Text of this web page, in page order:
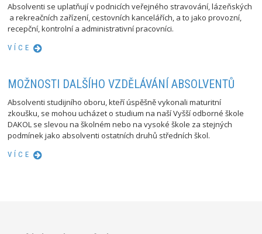
Absolventi se uplatňují v podnicích veřejného stravování, lázeňských
a rekreačních zařízení, cestovních kancelářích, a to jako provozní,
recepční, kontrolní a administrativní pracovníci.
VÍCE
MOŽNOSTI DALŠÍHO VZDĚLÁVÁNÍ ABSOLVENTŮ
Absolventi studijního oboru, kteří úspěšně vykonali maturitní
zkoušku, se mohou ucházet o studium na naší Vyšší odborné škole
DAKOL se slevou na školném nebo na vysoké škole za stejných
podmínek jako absolventi ostatních druhů středních škol.
VÍCE